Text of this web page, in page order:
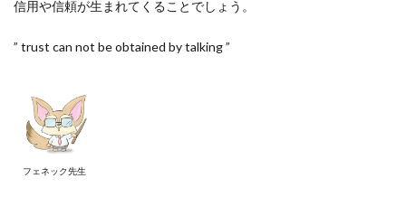
信用や信頼が生まれてくることでしょう。
” trust can not be obtained by talking ”
フェネック先生